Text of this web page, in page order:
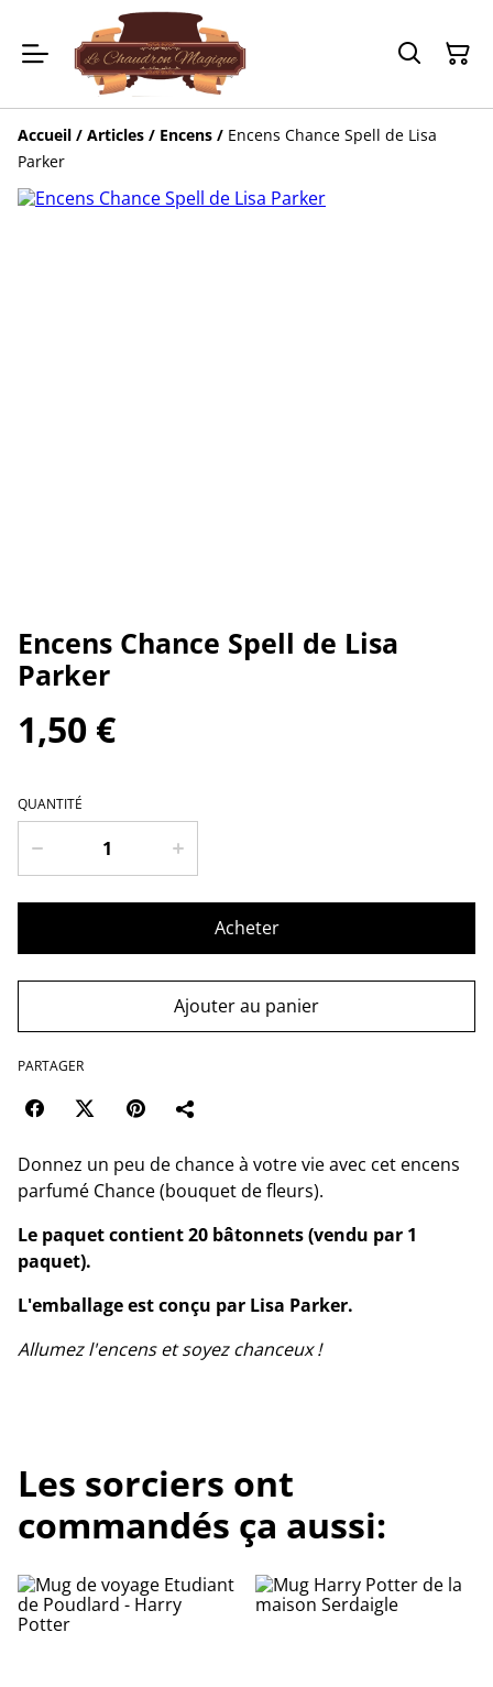
Accueil / Articles / Encens / Encens Chance Spell de Lisa
Parker
Encens Chance Spell de Lisa
Parker
1,50 €
QUANTITÉ
Acheter
Ajouter au panier
PARTAGER
Donnez un peu de chance à votre vie avec cet encens
parfumé Chance (bouquet de fleurs).
Le paquet contient 20 bâtonnets (vendu par 1
paquet).
L'emballage est conçu par Lisa Parker.
Allumez l'encens et soyez chanceux !
Les sorciers ont
commandés ça aussi: